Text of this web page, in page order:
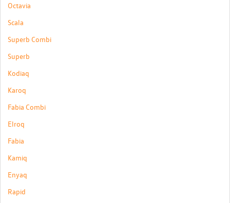
Octavia
Scala
Superb Combi
Superb
Kodiaq
Karoq
Fabia Combi
Elroq
Fabia
Kamiq
Enyaq
Rapid